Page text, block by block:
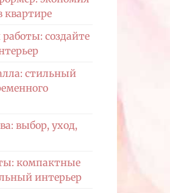
квартире
создайте
стильный
выбор, уход,
компактные
интерьер